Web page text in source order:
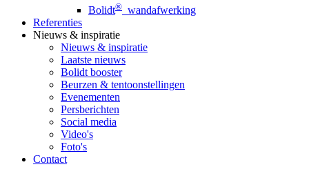
Bolidt® wandafwerking
Referenties
Nieuws & inspiratie
Nieuws & inspiratie
Laatste nieuws
Bolidt booster
Beurzen & tentoonstellingen
Evenementen
Persberichten
Social media
Video's
Foto's
Contact